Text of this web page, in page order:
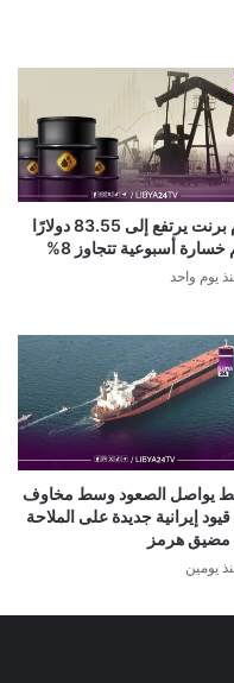
خام برنت يرتفع إلى 83.55 دولارًا
أسبوعية تتجاوز 8%
يوم واحد
يواصل الصعود وسط مخاوف
إيرانية جديدة على الملاحة
هرمز
يومين